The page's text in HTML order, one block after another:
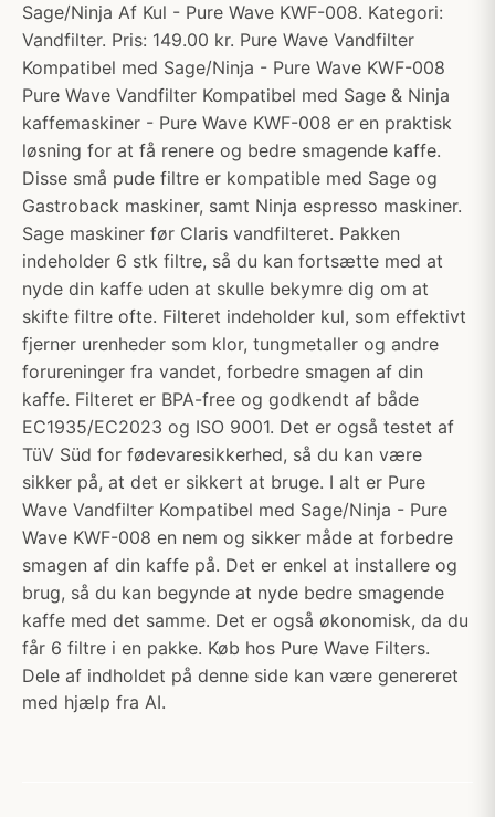
Sage/Ninja Af Kul - Pure Wave KWF-008. Kategori:
Vandfilter. Pris: 149.00 kr. Pure Wave Vandfilter
Kompatibel med Sage/Ninja - Pure Wave KWF-008
Pure Wave Vandfilter Kompatibel med Sage & Ninja
kaffemaskiner - Pure Wave KWF-008 er en praktisk
løsning for at få renere og bedre smagende kaffe.
Disse små pude filtre er kompatible med Sage og
Gastroback maskiner, samt Ninja espresso maskiner.
Sage maskiner før Claris vandfilteret. Pakken
indeholder 6 stk filtre, så du kan fortsætte med at
nyde din kaffe uden at skulle bekymre dig om at
skifte filtre ofte. Filteret indeholder kul, som effektivt
fjerner urenheder som klor, tungmetaller og andre
forureninger fra vandet, forbedre smagen af din
kaffe. Filteret er BPA-free og godkendt af både
EC1935/EC2023 og ISO 9001. Det er også testet af
TüV Süd for fødevaresikkerhed, så du kan være
sikker på, at det er sikkert at bruge. I alt er Pure
Wave Vandfilter Kompatibel med Sage/Ninja - Pure
Wave KWF-008 en nem og sikker måde at forbedre
smagen af din kaffe på. Det er enkel at installere og
brug, så du kan begynde at nyde bedre smagende
kaffe med det samme. Det er også økonomisk, da du
får 6 filtre i en pakke. Køb hos Pure Wave Filters.
Dele af indholdet på denne side kan være genereret
med hjælp fra AI.